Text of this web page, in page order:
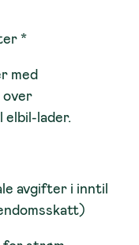
*
med
over
lader.
avgifter i inntil